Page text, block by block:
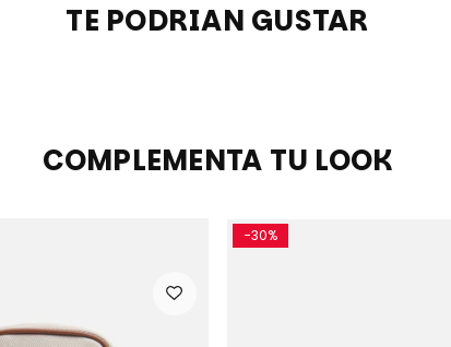
TE PODRIAN GUSTAR
COMPLEMENTA TU LOOK
-30%